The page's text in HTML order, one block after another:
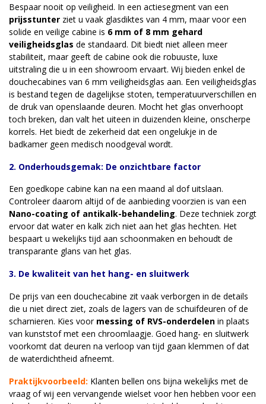
Bespaar nooit op veiligheid. In een actiesegment van een
prijsstunter ziet u vaak glasdiktes van 4 mm, maar voor een
solide en veilige cabine is 6 mm of 8 mm gehard
veiligheidsglas de standaard. Dit biedt niet alleen meer
stabiliteit, maar geeft de cabine ook die robuuste, luxe
uitstraling die u in een showroom ervaart. Wij bieden enkel de
douchecabines van 6 mm veiligheidsglas aan. Een veiligheidsglas
is bestand tegen de dagelijkse stoten, temperatuurverschillen en
de druk van openslaande deuren. Mocht het glas onverhoopt
toch breken, dan valt het uiteen in duizenden kleine, onscherpe
korrels. Het biedt de zekerheid dat een ongelukje in de
badkamer geen medisch noodgeval wordt.
2. Onderhoudsgemak: De onzichtbare factor
Een goedkope cabine kan na een maand al dof uitslaan.
Controleer daarom altijd of de aanbieding voorzien is van een
Nano-coating of antikalk-behandeling. Deze techniek zorgt
ervoor dat water en kalk zich niet aan het glas hechten. Het
bespaart u wekelijks tijd aan schoonmaken en behoudt de
transparante glans van het glas.
3. De kwaliteit van het hang- en sluitwerk
De prijs van een douchecabine zit vaak verborgen in de details
die u niet direct ziet, zoals de lagers van de schuifdeuren of de
scharnieren. Kies voor messing of RVS-onderdelen in plaats
van kunststof met een chroomlaagje. Goed hang- en sluitwerk
voorkomt dat deuren na verloop van tijd gaan klemmen of dat
de waterdichtheid afneemt.
Praktijkvoorbeeld: Klanten bellen ons bijna wekelijks met de
vraag of wij een vervangende wielset voor hen hebben voor een